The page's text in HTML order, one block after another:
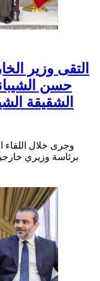
التقى وزير
حسن
الشقيقة
وجرى خلال اللقاء
برئاسة وزيري